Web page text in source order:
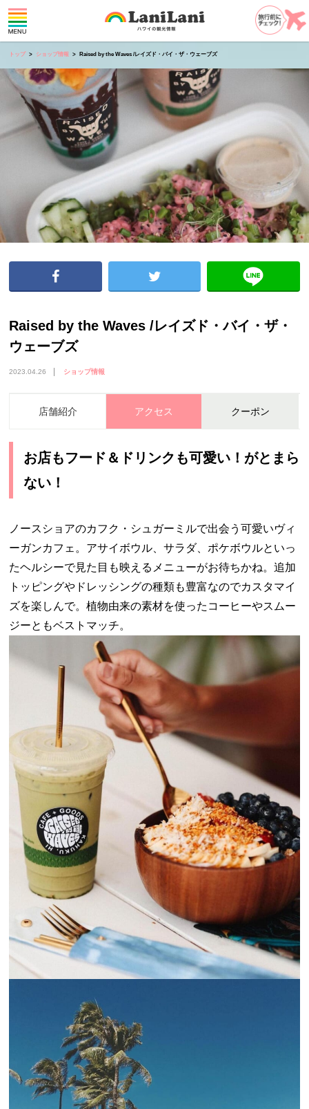
トップ ショップ情報 Raised by the Waves /レイズド・バイ・ザ・ウェーブズ
Raised by the Waves /レイズド・バイ・ザ・
ウェーブズ
2023.04.26 ショップ情報
店舗紹介 アクセス クーポン
お店もフード＆ドリンクも可愛い！がとまら
ない！
ノースショアのカフク・シュガーミルで出会う可愛いヴィ
ーガンカフェ。アサイボウル、サラダ、ポケボウルといっ
たヘルシーで見た目も映えるメニューがお待ちかね。追加
トッピングやドレッシングの種類も豊富なのでカスタマイ
ズを楽しんで。植物由来の素材を使ったコーヒーやスムー
ジーともベストマッチ。